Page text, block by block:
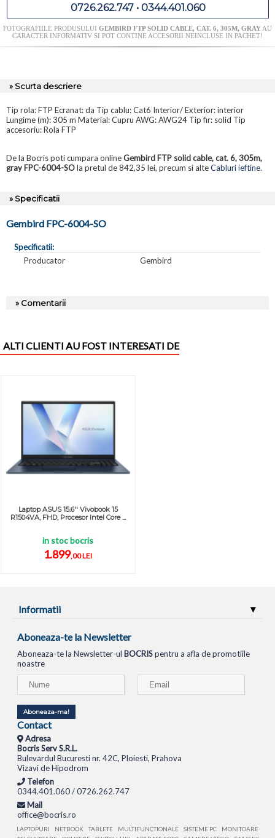
0726.262.747 • 0344.401.060
FOTOGRAFIILE PRODUSULUI GEMBIRD FTP SOLID CABLE, CAT. 6, 305M, GRAYAU
CARACTER INFORMATIV SI POT CONTINE ACCESORII NEINCLUSE IN PACHET!
» Scurta descriere
Tip rola: FTP Ecranat: da Tip cablu: Cat6 Interior/ Exterior: interior
Lungime (m): 305 m Material: Cupru AWG: AWG24 Tip fir: solid Tip
accesoriu: Rola FTP
De la Bocris poti cumpara onlineGembird FTP solid cable, cat. 6, 305m,
gray FPC-6004-SOla pretul de 842,35 lei, precum si alteCabluri ieftine.
» Specificatii
Gembird FPC-6004-SO
Specificatii:
Producator
Gembird
» Comentarii
ALTI CLIENTI AU FOST INTERESATI DE
Laptop ASUS 15.6'' Vivobook 15
R1504VA, FHD, Procesor Intel Core ...
in stoc bocris
1.899,00 LEI
Informatii
Aboneaza-te la Newsletter
Aboneaza-te la Newsletter-ul BOCRISpentru a afla de promotiile
noastre
Aboneaza-ma!
Contact
Adresa
Bocris Serv S.R.L.
Bulevardul Bucuresti nr. 42C, Ploiesti, Prahova
Vizavi de Hipodrom
Telefon
0344.401.060 / 0726.262.747
Mail
office@bocris.ro
LAPTOPURI NETBOOK TABLETE MULTIFUNCTIONALE SISTEME PC
MONITOARE